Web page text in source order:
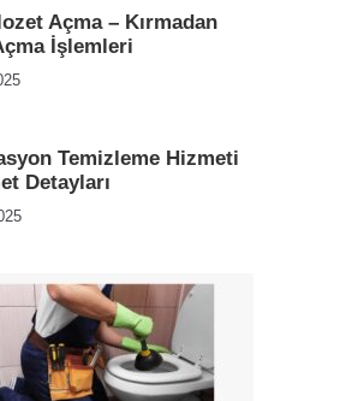
Açma – Kırmadan
İşlemleri
Temizleme Hizmeti
Detayları